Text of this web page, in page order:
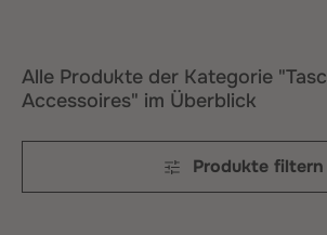
Alle Produkte der Kategorie
Accessoires" im Überblick
Produkte filtern